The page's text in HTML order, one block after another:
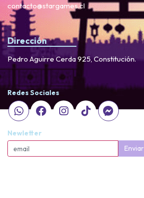
contacto@stargames.cl
Dirección
Pedro Aguirre Cerda 925, Constitución.
Redes Sociales
Newletter
Enviar